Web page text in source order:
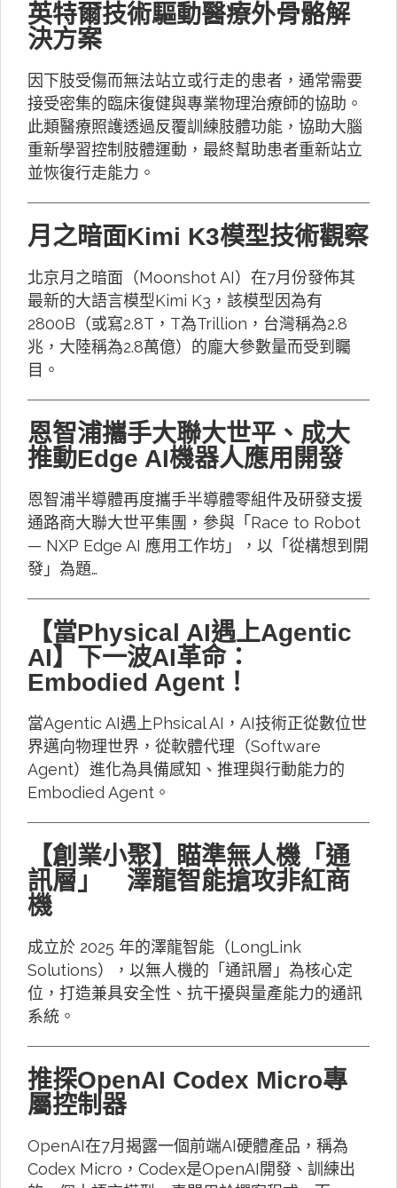
英特爾技術驅動醫療外骨骼解
決方案
因下肢受傷而無法站立或行走的患者，通常需要
接受密集的臨床復健與專業物理治療師的協助。
此類醫療照護透過反覆訓練肢體功能，協助大腦
重新學習控制肢體運動，最終幫助患者重新站立
並恢復行走能力。
月之暗面Kimi K3模型技術觀察
北京月之暗面（Moonshot AI）在7月份發佈其
最新的大語言模型Kimi K3，該模型因為有
2800B（或寫2.8T，T為Trillion，台灣稱為2.8
兆，大陸稱為2.8萬億）的龐大參數量而受到矚
目。
恩智浦攜手大聯大世平、成大
推動Edge AI機器人應用開發
恩智浦半導體再度攜手半導體零組件及研發支援
通路商大聯大世平集團，參與「Race to Robot
— NXP Edge AI 應用工作坊」，以「從構想到開
發」為題…
【當Physical AI遇上Agentic
AI】下一波AI革命：
Embodied Agent！
當Agentic AI遇上Phsical AI，AI技術正從數位世
界邁向物理世界，從軟體代理（Software
Agent）進化為具備感知、推理與行動能力的
Embodied Agent。
【創業小聚】瞄準無人機「通
訊層」 澤龍智能搶攻非紅商
機
成立於 2025 年的澤龍智能（LongLink
Solutions），以無人機的「通訊層」為核心定
位，打造兼具安全性、抗干擾與量產能力的通訊
系統。
推探OpenAI Codex Micro專
屬控制器
OpenAI在7月揭露一個前端AI硬體產品，稱為
Codex Micro，Codex是OpenAI開發、訓練出